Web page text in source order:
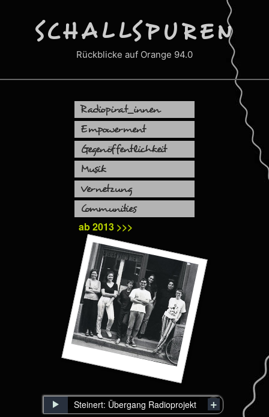
SCHALLSPUREN
Rückblicke auf Orange 94.0
Radiopirat_innen
Empowerment
Gegenöffentlichkeit
Musik
Vernetzung
Communities
ab 2013 >>>
Steinert: Übergang Radioprojekt